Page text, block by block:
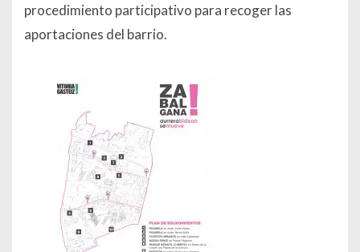
procedimiento participativo para recoger las
aportaciones del barrio.